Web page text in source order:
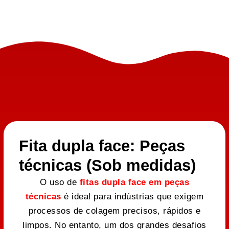
Fita dupla face: Peças
técnicas (Sob medidas)
O uso de fitas dupla face em peças
técnicas é ideal para indústrias que exigem
processos de colagem precisos, rápidos e
limpos. No entanto, um dos grandes desafios